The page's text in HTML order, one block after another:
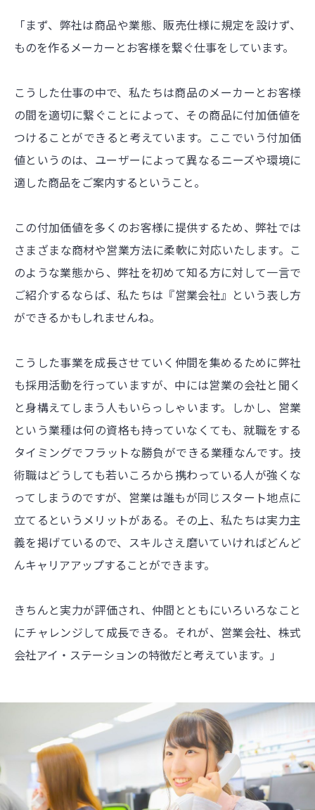
「まず、弊社は商品や業態、販売仕様に規定を設けず、
ものを作るメーカーとお客様を繋ぐ仕事をしています。
こうした仕事の中で、私たちは商品のメーカーとお客様
の間を適切に繋ぐことによって、その商品に付加価値を
つけることができると考えています。ここでいう付加価
値というのは、ユーザーによって異なるニーズや環境に
適した商品をご案内するということ。
この付加価値を多くのお客様に提供するため、弊社では
さまざまな商材や営業方法に柔軟に対応いたします。こ
のような業態から、弊社を初めて知る方に対して一言で
ご紹介するならば、私たちは『営業会社』という表し方
ができるかもしれませんね。
こうした事業を成長させていく仲間を集めるために弊社
も採用活動を行っていますが、中には営業の会社と聞く
と身構えてしまう人もいらっしゃいます。しかし、営業
という業種は何の資格も持っていなくても、就職をする
タイミングでフラットな勝負ができる業種なんです。技
術職はどうしても若いころから携わっている人が強くな
ってしまうのですが、営業は誰もが同じスタート地点に
立てるというメリットがある。その上、私たちは実力主
義を掲げているので、スキルさえ磨いていければどんど
んキャリアアップすることができます。
きちんと実力が評価され、仲間とともにいろいろなこと
にチャレンジして成長できる。それが、営業会社、株式
会社アイ・ステーションの特徴だと考えています。」